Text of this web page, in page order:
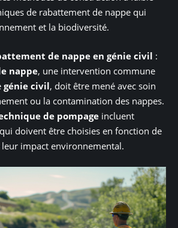
de rabattement de nappe qui
et la biodiversité.
de nappe en génie civil :
nappe, une intervention commune
génie civil, doit être mené avec soin
ou la contamination des nappes.
de pompage incluent
doivent être choisies en fonction de
impact environnemental.